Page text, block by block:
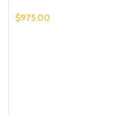
$975.00